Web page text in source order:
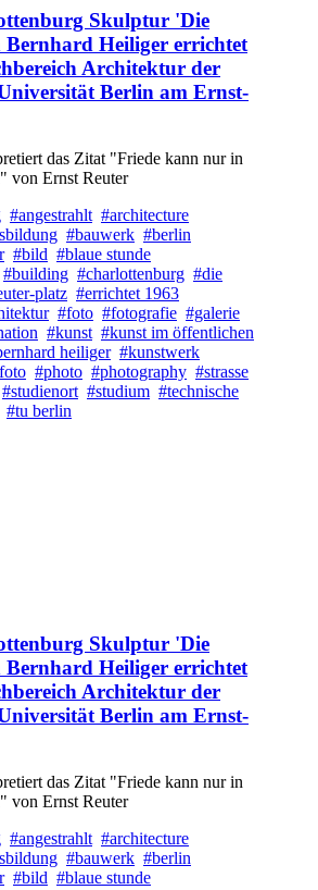
Skulptur 'Die
Bernhard Heiliger errichtet
Architektur der
Berlin am Ernst-
das Zitat "Friede kann nur in
von Ernst Reuter
#angestrahlt #architecture
#bauwerk #berlin
#bild #blaue stunde
#building #charlottenburg #die
platz #errichtet 1963
#foto #fotografie #galerie
#kunst #kunst im öffentlichen
heiliger #kunstwerk
#photo #photography #strasse
#studienort #studium #technische
#tu berlin
Skulptur 'Die
Bernhard Heiliger errichtet
Architektur der
Berlin am Ernst-
das Zitat "Friede kann nur in
von Ernst Reuter
#angestrahlt #architecture
#bauwerk #berlin
#bild #blaue stunde